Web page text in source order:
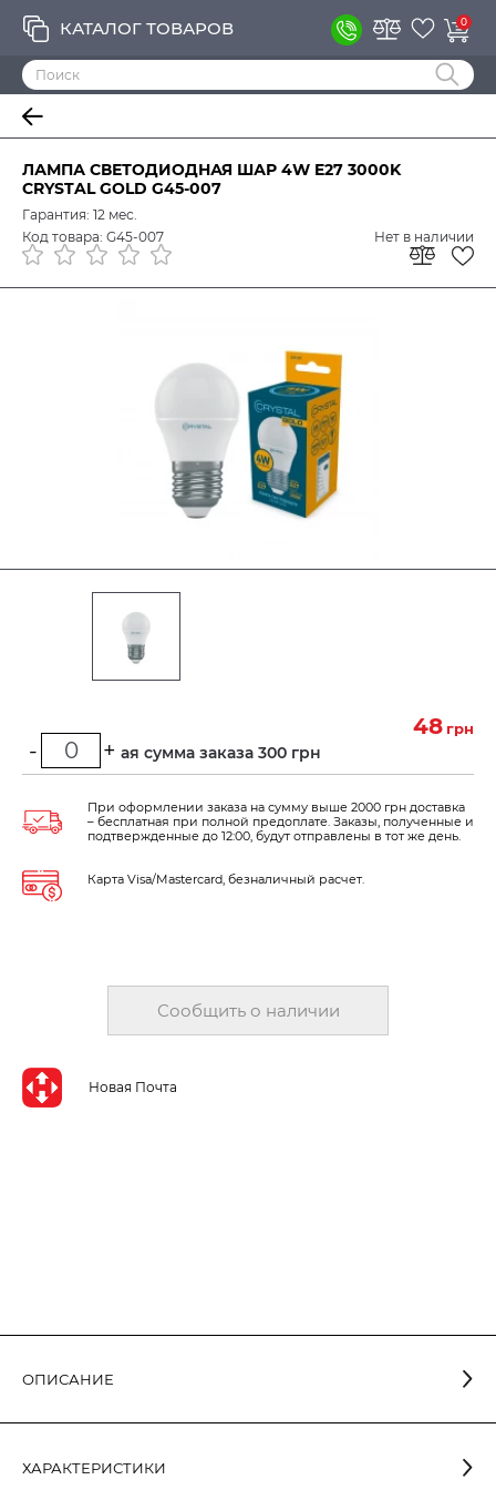
КАТАЛОГ ТОВАРОВ 0
ЛАМПА СВЕТОДИОДНАЯ ШАР 4W E27 3000K
CRYSTAL GOLD G45-007
ОПИСАНИЕ
бытового назначения (бра, люстры, напольные
ХАРАКТЕРИСТИКИ
Гарантия: 12 мес.
Код товара: G45-007
Нет в наличии
48 грн
Минимальная сумма заказа 300 грн
- +
Сообщить о наличии
Новая Почта
При оформлении заказа на сумму выше 2000 грн доставка
– бесплатная при полной предоплате. Заказы, полученные и
подтвержденные до 12:00, будут отправлены в тот же день.
Карта Visa/Mastercard, безналичный расчет.